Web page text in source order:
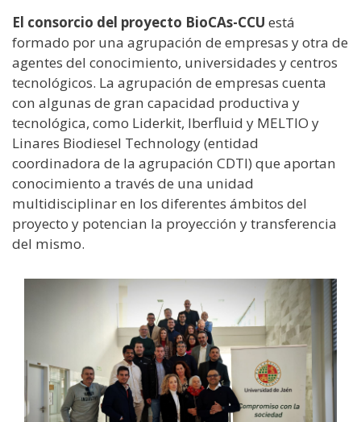
El consorcio del proyecto BioCAs-CCU está
formado por una agrupación de empresas y otra de
agentes del conocimiento, universidades y centros
tecnológicos. La agrupación de empresas cuenta
con algunas de gran capacidad productiva y
tecnológica, como Liderkit, Iberfluid y MELTIO y
Linares Biodiesel Technology (entidad
coordinadora de la agrupación CDTI) que aportan
conocimiento a través de una unidad
multidisciplinar en los diferentes ámbitos del
proyecto y potencian la proyección y transferencia
del mismo.